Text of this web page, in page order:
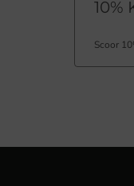
10%
Scoor